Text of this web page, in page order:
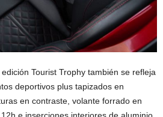
Tourist Trophy también se refleja
deportivos plus tapizados en
en contraste, volante forrado en
e inserciones interiores de aluminio